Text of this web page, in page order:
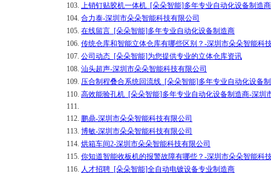
103. 上销钉贴胶机一体机_[朵朵智能]多年专业自动化设备制造
104. 合力泰-深圳市朵朵智能科技有限公司
105. 在线留言_[朵朵智能]多年专业自动化设备制造商
106. 传统仓库和智能立体仓库有哪些区别？-深圳市朵朵智能科
107. 公司动态_[朵朵智能]为您提供专业的立体仓库资讯
108. 汕头超声-深圳市朵朵智能科技有限公司
109. 压合制程叠合系统回流线_[朵朵智能]多年专业自动化设备
110. 高效能验孔机_[朵朵智能]多年专业自动化设备制造商-深圳
111.
112. 鹏鼎-深圳市朵朵智能科技有限公司
113. 博敏-深圳市朵朵智能科技有限公司
114. 烘箱车间2-深圳市朵朵智能科技有限公司
115. 你知道智能收板机的报警故障有哪些？-深圳市朵朵智能科
116. 人才招聘_[朵朵智能]全自动电镀设备专业制造商